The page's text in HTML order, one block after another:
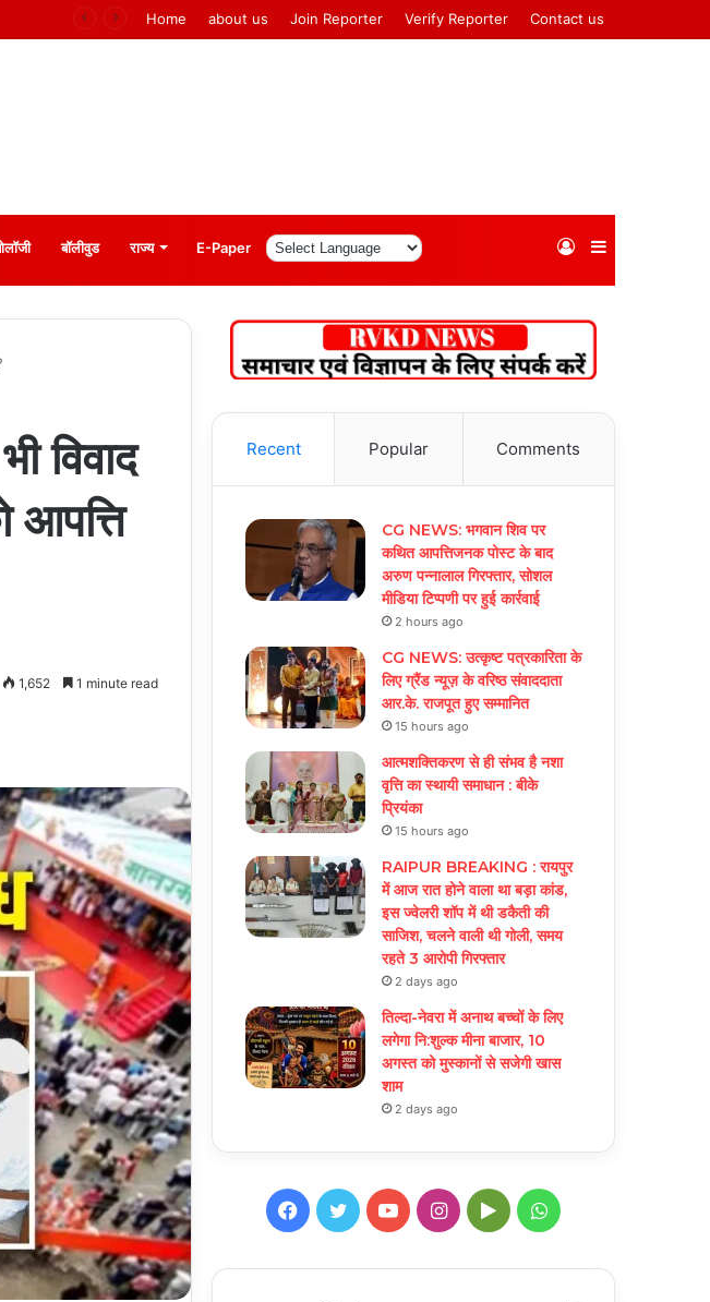
Home about us Join Reporter Verify Reporter Contact us
बॉलीवुड राज्य E-Paper Sidebar
Log
विवाद
आपत्ति
1,652 1 minute read
Recent Popular Comments
CG NEWS: भगवान शिव पर
कथित आपत्तिजनक पोस्ट के बाद
अरुण पन्नालाल गिरफ्तार, सोशल
मीडिया टिप्पणी पर हुई कार्रवाई
2 hours ago
CG NEWS: उत्कृष्ट पत्रकारिता के
लिए ग्रैंड न्यूज़ के वरिष्ठ संवाददाता
आर.के. राजपूत हुए सम्मानित
15 hours ago
आत्मशक्तिकरण से ही संभव है नशा
वृत्ति का स्थायी समाधान : बीके
प्रियंका
15 hours ago
RAIPUR BREAKING : रायपुर
में आज रात होने वाला था बड़ा कांड,
इस ज्वेलरी शॉप में थी डकैती की
साजिश, चलने वाली थी गोली, समय
रहते 3 आरोपी गिरफ्तार
2 days ago
तिल्दा-नेवरा में अनाथ बच्चों के लिए
लगेगा नि:शुल्क मीना बाजार, 10
अगस्त को मुस्कानों से सजेगी खास
शाम
2 days ago
Facebook
TwitterYouTubeInstagram
GoogleWhatsApp